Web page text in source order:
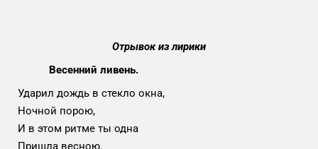
Отрывок из лирики
Весенний ливень.
Ударил дождь в стекло окна,
Ночной порою,
И в этом ритме ты одна
Пришла весною.